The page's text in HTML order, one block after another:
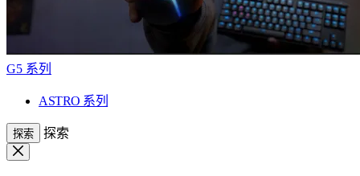
G5 系列
ASTRO 系列
探索 探索